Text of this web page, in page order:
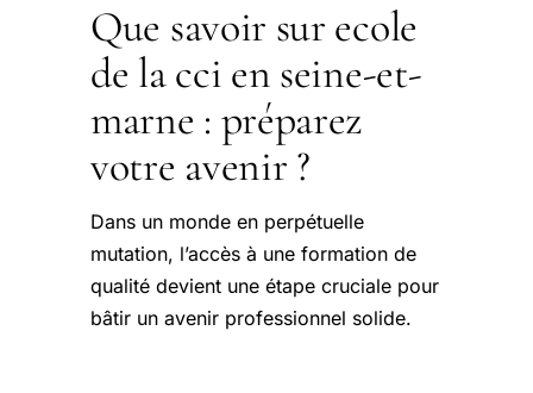
Que savoir sur ecole
de la cci en seine-et-
marne : préparez
votre avenir ?
Dans un monde en perpétuelle
mutation, l’accès à une formation de
qualité devient une étape cruciale pour
bâtir un avenir professionnel solide.